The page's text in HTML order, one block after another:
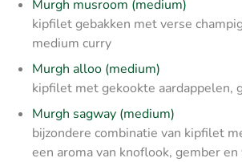
Murgh musroom (medium)
kipfilet gebakken met verse
medium curry
Murgh alloo (medium)
kipfilet met gekookte aardappelen,
Murgh sagway (medium)
bijzondere combinatie van kipfilet
een aroma van knoflook, gember